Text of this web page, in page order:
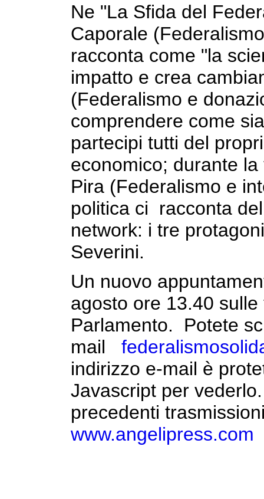
Ne "La Sfida del
Caporale
racconta come "la
impatto e crea
(Federalismo e
comprendere come
partecipi tutti del
economico; durante
Pira (Federalismo e
politica ci racconta
network: i tre
Severini.
Un nuovo
agosto ore 13.40
Parlamento. Potete
mail
indirizzo e-mail è
Javascript per
precedenti
www.angelipress.com